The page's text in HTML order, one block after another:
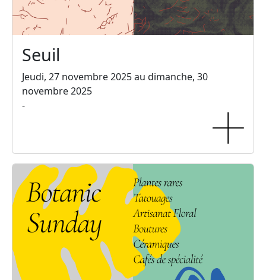
Seuil
Jeudi, 27 novembre 2025 au dimanche, 30
novembre 2025
-